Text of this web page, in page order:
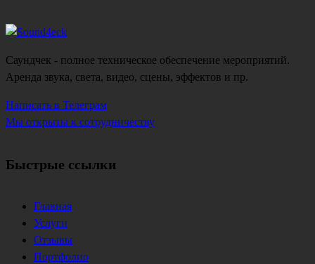
Саундчек - полное техническое обеспечение мероприятий.
Аренда звука, света, видео, сцены, эффектов и пр.
Написать в Телеграм
Мы открыты к сотрудничеству
Быстрые ссылки
Главная
Услуги
Отзывы
Портфолио